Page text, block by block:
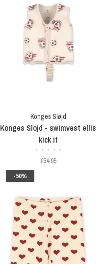
Konges Sløjd
Konges Slojd - swimvest ellis
kick it
• • • • •
€54,95
-50%